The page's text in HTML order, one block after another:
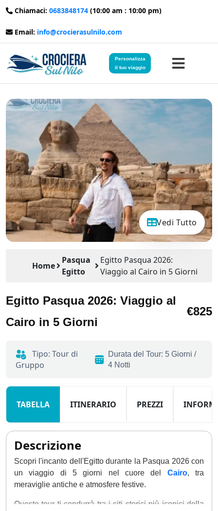
Chiamaci: 0683848174 (10:00 am : 10:00 pm)
Email: info@crocierasulnilo.com
Personalizza
il tuo viaggio
Home
Viaggi in Egitto
Crociere sul Nilo
Viaggi in Giordania
Blog
Vedi Tutto
Home
Pasqua
Egitto
Egitto Pasqua 2026:
Viaggio al Cairo in 5 Giorni
Egitto Pasqua 2026: Viaggio al
Cairo in 5 Giorni
€825
Tipo: Tour di
Gruppo
Durata del Tour: 5 Giorni /
4 Notti
TABELLA ITINERARIO PREZZI
Descrizione
Scopri l'incanto dell'Egitto durante la Pasqua 2026 con
un viaggio di 5 giorni nel cuore del Cairo, tra
meraviglie antiche e atmosfere festive.
Questo tour ti condurrà tra i siti storici più iconici della